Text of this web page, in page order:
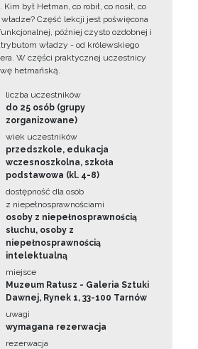
był Hetman, co robił, co nosił, co
Część lekcji jest poświęcona
później czysto ozdobnej i
władzy - od królewskiego
W części praktycznej uczestnicy
hetmańską.
liczba uczestników
do 25 osób (grupy
zorganizowane)
wiek uczestników
przedszkole, edukacja
wczesnoszkolna, szkoła
podstawowa (kl. 4-8)
dostępność dla osób
z niepełnosprawnościami
osoby z niepełnosprawnością
słuchu, osoby z
niepełnosprawnością
intelektualną
miejsce
Muzeum Ratusz - Galeria Sztuki
Dawnej, Rynek 1, 33-100 Tarnów
uwagi
wymagana rezerwacja
rezerwacja